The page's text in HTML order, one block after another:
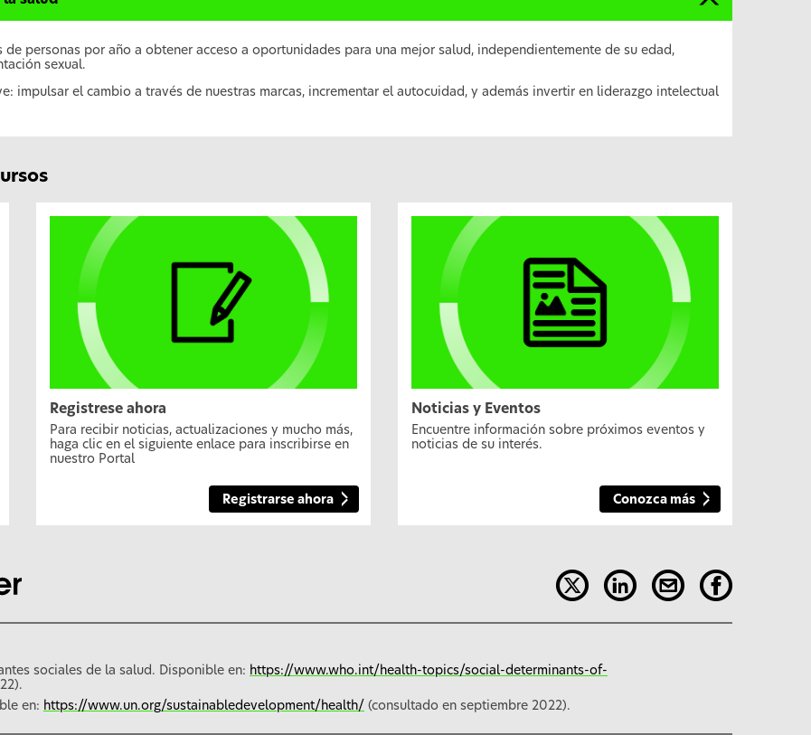
personas por año a obtener acceso a oportunidades para una mejor salud, independientemente de su edad,
sexual.
impulsar el cambio a través de nuestras marcas, incrementar el autocuidad, y además invertir en liderazgo intelectual
Registrese ahora
Para recibir noticias, actualizaciones y mucho más,
haga clic en el siguiente enlace para inscribirse en
nuestro Portal
Registrarse ahora
Noticias y Eventos
Encuentre información sobre próximos eventos y
noticias de su interés.
Conozca más
sociales de la salud. Disponible en: https://www.who.int/health-topics/social-determinants-of-
en: https://www.un.org/sustainabledevelopment/health/ (consultado en septiembre 2022).